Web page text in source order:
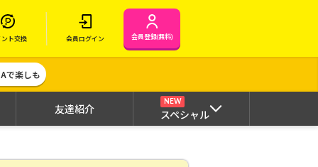
ント交換 会員ログイン 会員登録(無料)
で楽しも
友達紹介
NEW
スペシャル